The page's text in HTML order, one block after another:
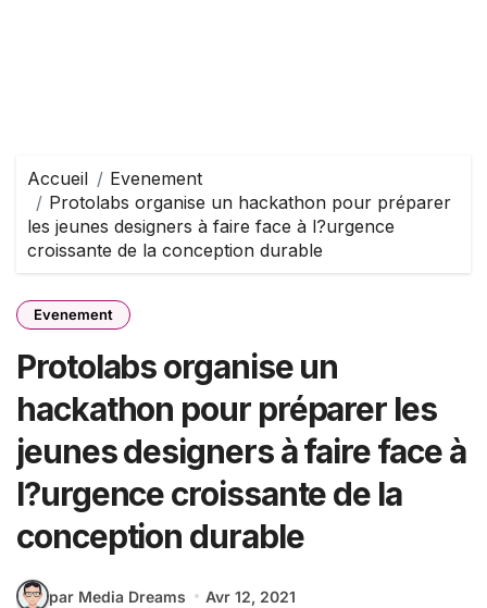
Accueil
Evenement
Protolabs organise un hackathon pour préparer
les jeunes designers à faire face à l?urgence
croissante de la conception durable
Evenement
Protolabs organise un
hackathon pour préparer les
jeunes designers à faire face à
l?urgence croissante de la
conception durable
par Media Dreams
Avr 12, 2021